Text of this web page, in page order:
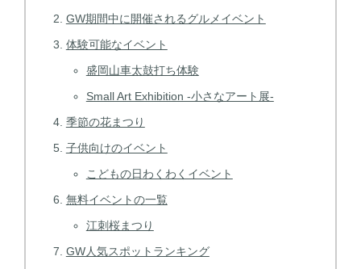
GW期間中に開催されるグルメイベント
体験可能なイベント
盛岡山車太鼓打ち体験
Small Art Exhibition -小さなアート展-
季節の花まつり
子供向けのイベント
こどもの日わくわくイベント
無料イベントの一覧
江刺桜まつり
GW人気スポットランキング